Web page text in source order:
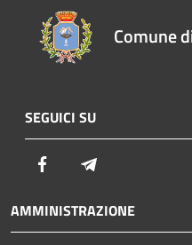
Comune
SEGUICI SU
Facebook
AMMINISTRAZIONE